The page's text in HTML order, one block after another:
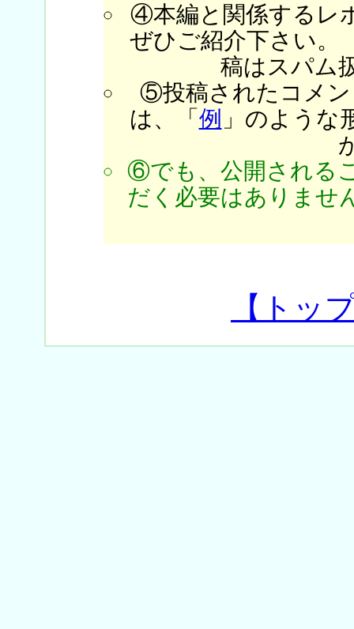
④本編と関係するレ
ぜひご紹介下さい。
稿はスパム
⑤投稿されたコメン
は、「 例 」のような
⑥でも、公開される
だく必要はありませ
【トッ